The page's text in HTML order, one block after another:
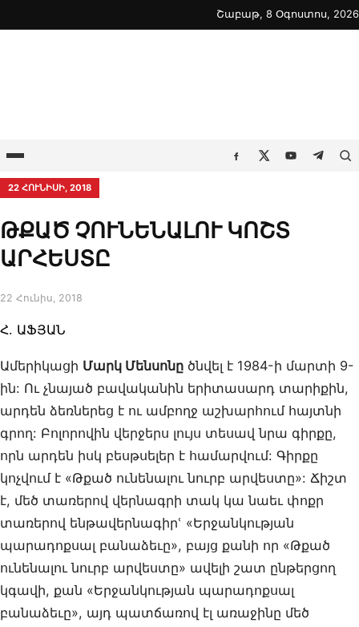
to
Շաբաթ, 8 Օգոստոս, 2026
Ընտրացանկ Facebook
TwitterYoutube
22 ՀՈՒՆԻՍԻ, 2018
ԹՔԱԾ ՉՈՒՆԵՆԱԼՈՒ ԿՈՇՏ
ԱՐՀԵՍՏԸ
22 Հունիս, 2018
Հ. ԱՖՅԱՆ
Ամերիկացի Մարկ Մենսոնը ծնվել է 1984-ի մարտի 9-
ին: Ու չնայած բավականին երիտասարդ տարիքին,
արդեն ձեռներեց է ու ամբողջ աշխարհում հայտնի
գրող: Բոլորովին վերջերս լույս տեսավ նրա գիրքը,
որն արդեն իսկ բեսթսելեր է համարվում: Գիրքը
կոչվում է «Թքած ունենալու նուրբ արվեստը»: Ճիշտ
է, մեծ տառերով վերնագրի տակ կա նաեւ փոքր
տառերով ենթավերնագիրՙ «Երջանկության
պարադոքսալ բանաձեւը», բայց քանի որ «Թքած
ունենալու նուրբ արվեստը» ավելի շատ ընթերցող
կգավի, քան «Երջանկության պարադոքսալ
բանաձեւը», այդ պատճառով էլ առաջինը մեծ